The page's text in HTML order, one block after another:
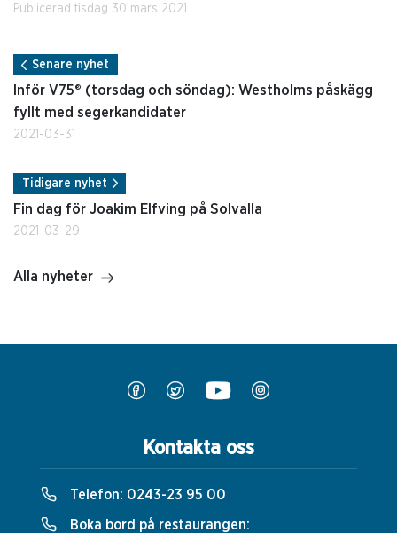
Publicerad tisdag 30 mars 2021.
Senare nyhet
Inför V75® (torsdag och söndag): Westholms påskägg
fyllt med segerkandidater
2021-03-31
Tidigare nyhet
Fin dag för Joakim Elfving på Solvalla
2021-03-29
Alla nyheter
Kontakta oss
Telefon: 0243-23 95 00
Boka bord på restaurangen: